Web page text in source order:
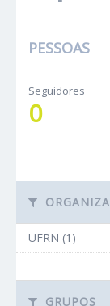
PESSOAS
Seguidores
0
UFRN (1)
GRUPOS